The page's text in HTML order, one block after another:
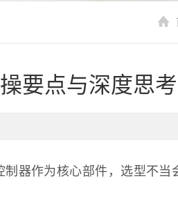
要点与深度思考
器作为核心部件，选型不